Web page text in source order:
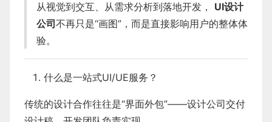
从视觉到交互、从需求分析到落地开发， UI设计
公司 不再只是“画图”，而是直接影响用户的整体体
验。
什么是一站式UI/UE服务？
传统的设计合作往往是“界面外包”——设计公司交付